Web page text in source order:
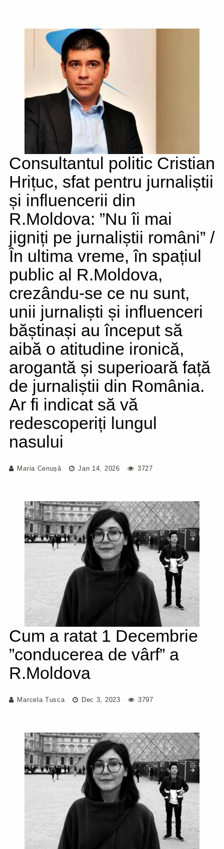
Consultantul politic Cristian
Hrițuc, sfat pentru jurnaliștii
și influencerii din
R.Moldova: ”Nu îi mai
jigniți pe jurnaliștii români” /
În ultima vreme, în spațiul
public al R.Moldova,
crezându-se ce nu sunt,
unii jurnaliști și influenceri
băștinași au început să
aibă o atitudine ironică,
arogantă și superioară față
de jurnaliștii din România.
Ar fi indicat să vă
redescoperiți lungul
nasului
Maria Cenușă Jan 14, 2026 3727
Cum a ratat 1 Decembrie
”conducerea de vârf” a
R.Moldova
Marcela Tusca Dec 3, 2023 3797